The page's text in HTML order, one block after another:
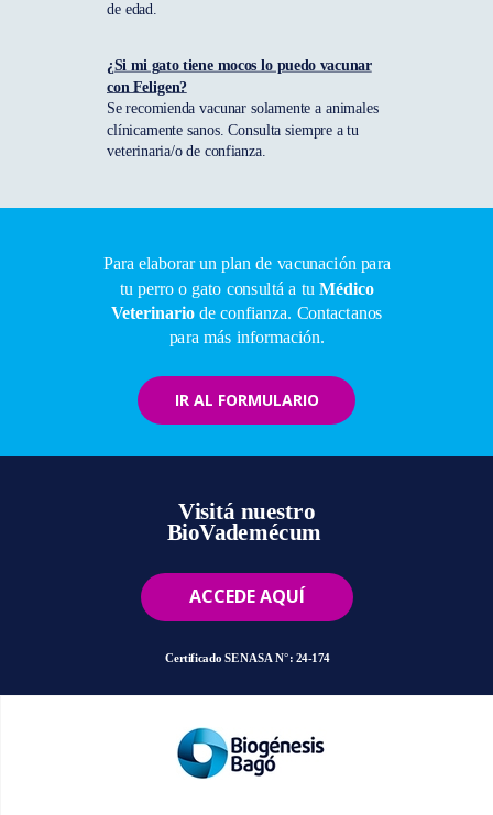
Para elaborar un plan de vacunación para
tu perro o gato consultá a tu Médico
Veterinariode confianza. Contactanos
para más información.
IR AL FORMULARIO
de edad.
¿Si mi gato tiene mocos lo puedo vacunar
con Feligen?
Se recomienda vacunar solamente a animales
clínicamente sanos. Consulta siempre a tu
veterinaria/o de confianza.
Visitá nuestro
BioVademécum
ACCEDE AQUÍ
Certificado SENASA N°: 24-174